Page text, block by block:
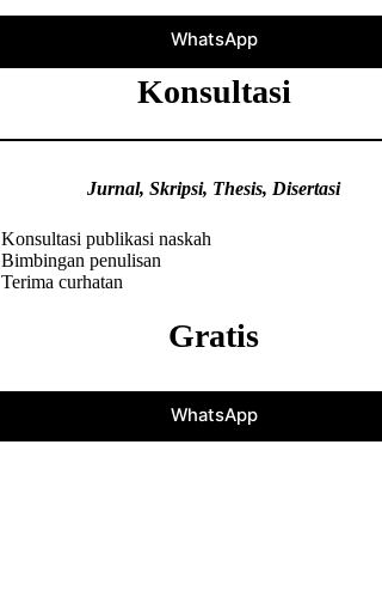
WhatsApp
Konsultasi
Jurnal, Skripsi, Thesis, Disertasi
Konsultasi publikasi naskah
Bimbingan penulisan
Terima curhatan
Gratis
WhatsApp